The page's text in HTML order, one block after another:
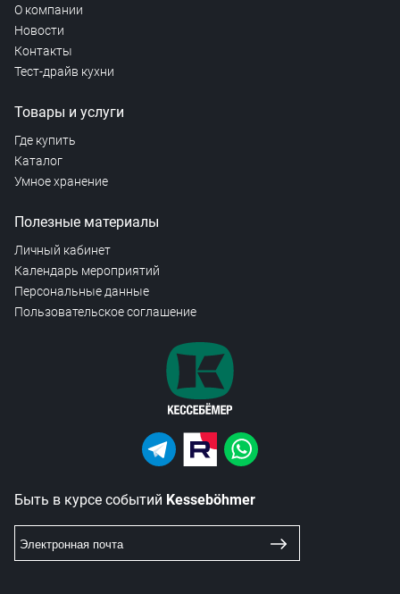
О компании
Новости
Контакты
Тест-драйв кухни
Товары и услуги
Где купить
Каталог
Умное хранение
Полезные материалы
Личный кабинет
Календарь мероприятий
Персональные данные
Пользовательское соглашение
Быть в курсе событий Kesseböhmer